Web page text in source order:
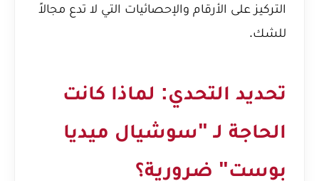
التركيز على الأرقام والإحصائيات التي لا تدع مجالاً
للشك.
تحديد التحدي: لماذا كانت
الحاجة لـ "سوشيال ميديا
بوست" ضرورية؟